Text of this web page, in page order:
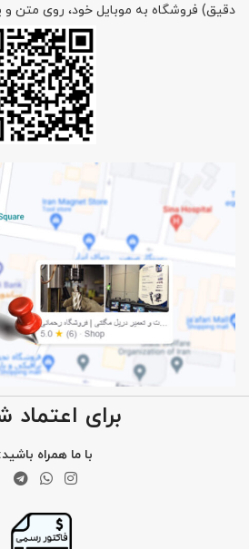
دقیق) فروشگاه به موبایل خود، روی متن و
برای اعتماد
با ما همراه باشید: